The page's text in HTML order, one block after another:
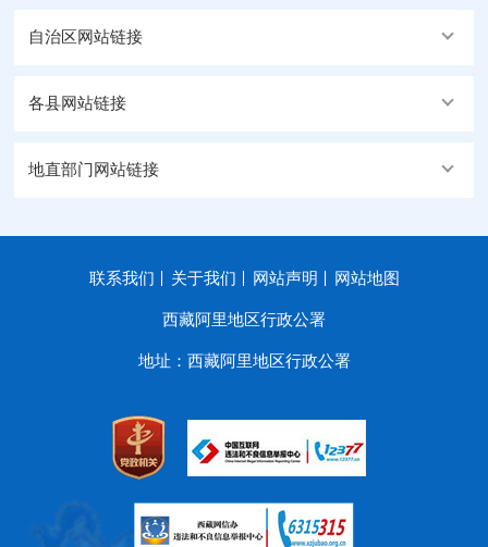
自治区网站链接
各县网站链接
地直部门网站链接
联系我们 关于我们 网站声明 网站地图
西藏阿里地区行政公署
地址：西藏阿里地区行政公署